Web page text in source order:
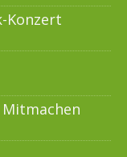
Konzert